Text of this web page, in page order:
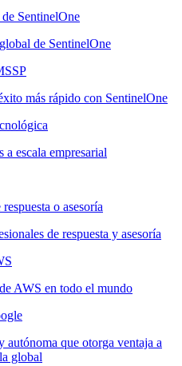
SentinelOne
de SentinelOne
más rápido con SentinelOne
a escala empresarial
o asesoría
de respuesta y asesoría
AWS en todo el mundo
autónoma que otorga ventaja a
global